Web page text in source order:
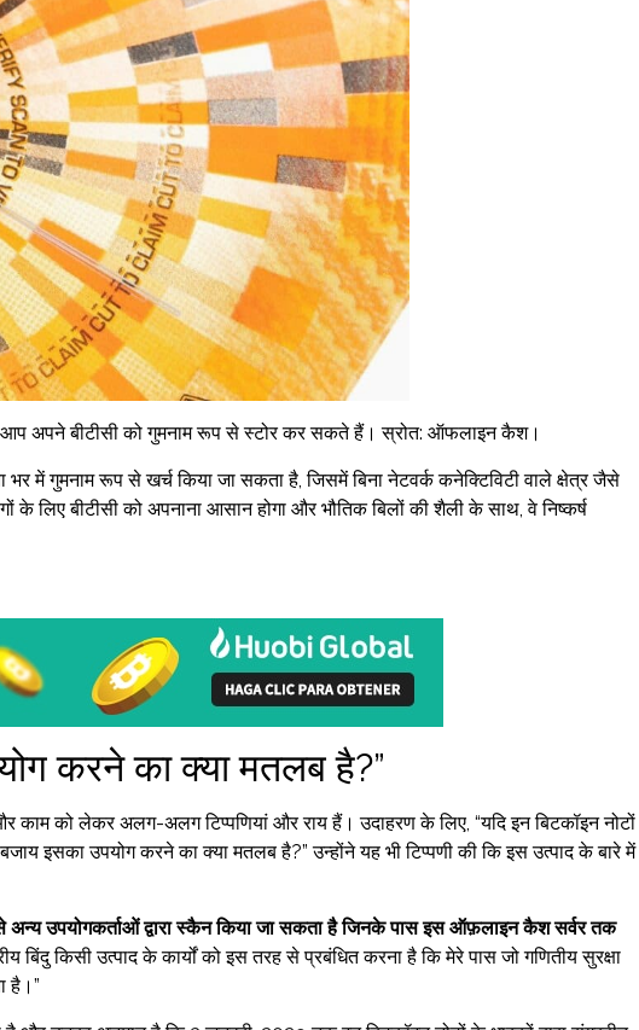
आप अपने बीटीसी को गुमनाम रूप से स्टोर कर सकते हैं। स्रोत: ऑफलाइन कैश।
भर में गुमनाम रूप से खर्च किया जा सकता है, जिसमें बिना नेटवर्क कनेक्टिविटी वाले क्षेत्र जैसे
के लिए बीटीसी को अपनाना आसान होगा और भौतिक बिलों की शैली के साथ, वे निष्कर्ष
करने का क्या मतलब है?”
को लेकर अलग-अलग टिप्पणियां और राय हैं। उदाहरण के लिए, “यदि इन बिटकॉइन नोटों
इसका उपयोग करने का क्या मतलब है?” उन्होंने यह भी टिप्पणी की कि इस उत्पाद के बारे में
अन्य उपयोगकर्ताओं द्वारा स्कैन किया जा सकता है जिनके पास इस ऑफ़लाइन कैश सर्वर तक
बिंदु किसी उत्पाद के कार्यों को इस तरह से प्रबंधित करना है कि मेरे पास जो गणितीय सुरक्षा
है।”